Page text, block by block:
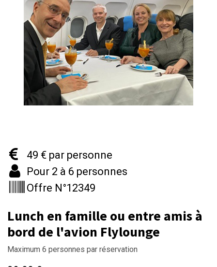
49 € par personne
Pour 2 à 6 personnes
Offre N°12349
Lunch en famille ou entre amis à
bord de l'avion Flylounge
Maximum 6 personnes par réservation